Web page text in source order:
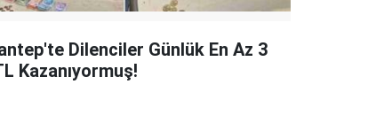
Dilenciler Günlük En Az 3
Kazanıyormuş!